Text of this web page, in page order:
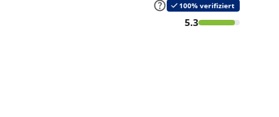
100% verifiziert
5.3